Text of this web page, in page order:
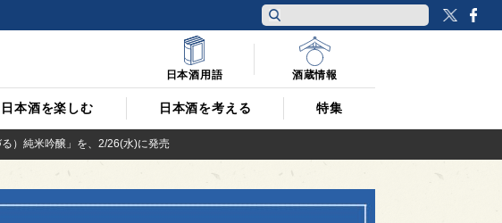
日本酒を楽しむ 日本酒を考える 特集
日本酒用語 酒蔵情報
）純米吟醸」を、2/26(水)に発売